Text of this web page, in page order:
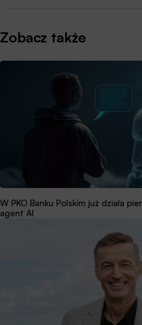
Zobacz także
W PKO Banku Polskim już działa
agent AI